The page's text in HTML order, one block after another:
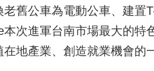
舊公車為電動公車、建置
次進軍台南市場最大的特
地產業、創造就業機會的